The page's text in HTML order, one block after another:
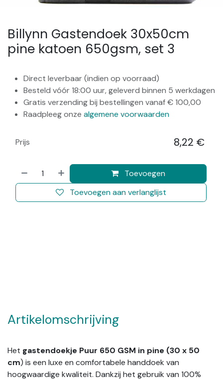
Billynn Gastendoek 30x50cm
pine katoen 650gsm, set 3
Direct leverbaar (indien op voorraad)
Besteld vóór 18:00 uur, geleverd binnen 5 werkdagen
Gratis verzending bij bestellingen vanaf € 100,00
Raadpleeg onze algemene voorwaarden
Toevoegen
Toevoegen aan verlanglijst
Prijs 8,22 €
Artikelomschrijving
Het gastendoekje Puur 650 GSM in pine (30 x 50
cm) is een luxe en comfortabele handdoek van
hoogwaardige kwaliteit. Dankzij het gebruik van 100%